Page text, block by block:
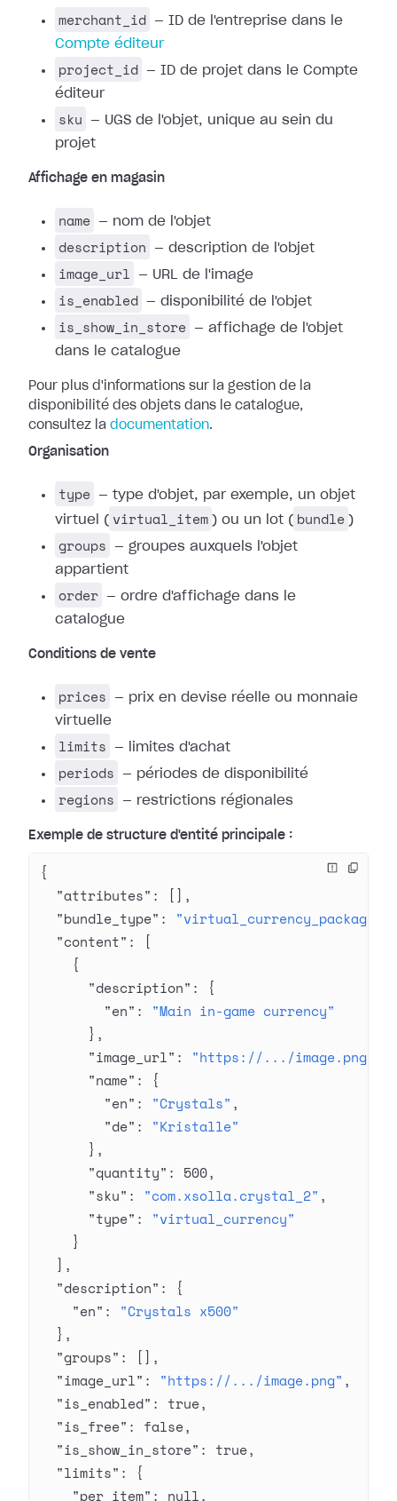
merchant_id
— ID de l'entreprise dans le
Compte éditeur
project_id
— ID de projet dans le Compte
éditeur
sku
— UGS de l'objet, unique au sein du
projet
Affichage en magasin
name — nom de l'objet
description — description de l'objet
image_url — URL de l'image
is_enabled — disponibilité de l'objet
is_show_in_store
— affichage de l'objet
dans le catalogue
Pour plus d'informations sur la gestion de la
disponibilité des objets dans le catalogue,
consultez la documentation.
Organisation
type
— type d'objet, par exemple, un objet
virtuel ( virtual_item ) ou un lot ( bundle )
groups
— groupes auxquels l'objet
appartient
order
— ordre d'affichage dans le
catalogue
Conditions de vente
prices
— prix en devise réelle ou monnaie
virtuelle
limits — limites d'achat
periods — périodes de disponibilité
regions — restrictions régionales
Exemple de structure d'entité principale :
{
  "attributes"
: [],
  "bundle_type"
: "virtual_currency_package"
  "content"
: [
    {
      "description"
: {
        "en"
: "Main in-game currency"
      },
      "image_url"
: "https://.../image.png"
      "name"
: {
        "en"
: "Crystals" ,
        "de"
: "Kristalle"
      },
      "quantity"
: 500,
      "sku"
: "com.xsolla.crystal_2" ,
      "type"
: "virtual_currency"
    }
  ],
  "description"
: {
    "en"
: "Crystals x500"
  },
  "groups"
: [],
  "image_url"
: "https://.../image.png" ,
  "is_enabled"
: true,
  "is_free"
: false,
  "is_show_in_store"
: true,
  "limits"
: {
    "per_item"
: null,